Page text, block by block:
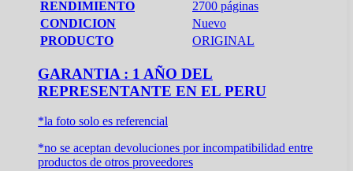
RENDIMIENTO
2700 páginas
CONDICION
Nuevo
PRODUCTO
ORIGINAL
GARANTIA : 1 AÑO DEL
REPRESENTANTE EN EL PERU
*la foto solo es referencial
*no se aceptan devoluciones por incompatibilidad entre
productos de otros proveedores